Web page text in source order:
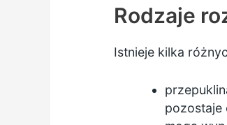
Rodzaje
Istnieje kilka
pozostaje